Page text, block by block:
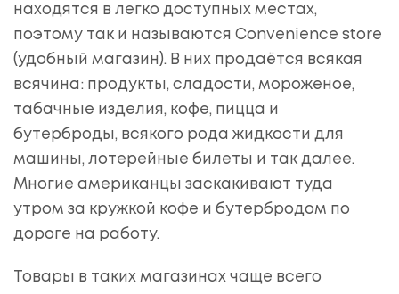
находятся в легко доступных местах,
поэтому так и называются Convenience store
(удобный магазин). В них продаётся всякая
всячина: продукты, сладости, мороженое,
табачные изделия, кофе, пицца и
бутерброды, всякого рода жидкости для
машины, лотерейные билеты и так далее.
Многие американцы заскакивают туда
утром за кружкой кофе и бутербродом по
дороге на работу.
Товары в таких магазинах чаще всего